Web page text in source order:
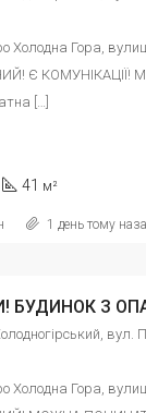
Холодна Гора,
Є КОМУНІКАЦІЇ!
[…]
41 м²
1 день тому
Холодна Гора,